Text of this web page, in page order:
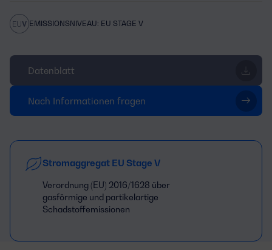
EMISSIONSNIVEAU: EU STAGE V
Datenblatt
Nach Informationen fragen
Stromaggregat EU Stage V
Verordnung (EU) 2016/1628 über
gasförmige und partikelartige
Schadstoffemissionen